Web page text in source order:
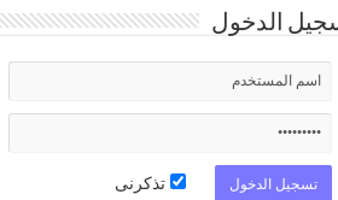
الدخول
تذكرنى